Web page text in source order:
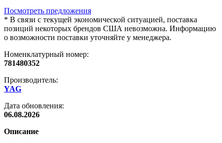
Посмотреть предложения
* В связи с текущей экономической ситуацией, поставка
позиций некоторых брендов США невозможна. Информацию
о возможности поставки уточняйте у менеджера.
Номенклатурный номер:
781480352
Производитель:
YAG
Дата обновления:
06.08.2026
Описание